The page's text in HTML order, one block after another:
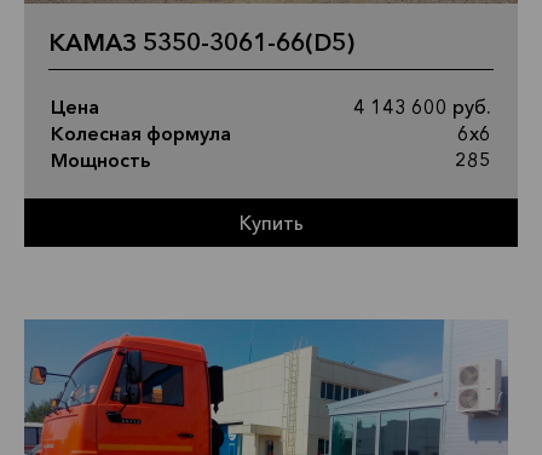
КАМАЗ 5350-3061-66(D5)
Цена
4 143 600 руб.
Колесная формула
6х6
Мощность
285
Купить